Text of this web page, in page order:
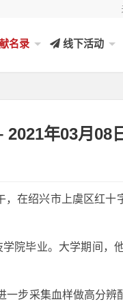
名录 线下活动
年03月08
，在绍兴市上虞区红十
院毕业。大学期间，
步采集血样做高分辨